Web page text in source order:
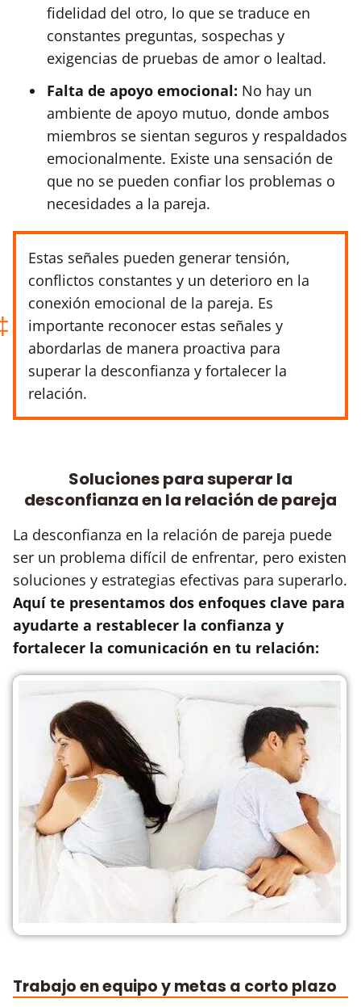
fidelidad del otro, lo que se traduce en
constantes preguntas, sospechas y
exigencias de pruebas de amor o lealtad.
Falta de apoyo emocional: No hay un
ambiente de apoyo mutuo, donde ambos
miembros se sientan seguros y respaldados
emocionalmente. Existe una sensación de
que no se pueden confiar los problemas o
necesidades a la pareja.
Estas señales pueden generar tensión,
conflictos constantes y un deterioro en la
conexión emocional de la pareja. Es
importante reconocer estas señales y
abordarlas de manera proactiva para
superar la desconfianza y fortalecer la
relación.
Soluciones para superar la
desconfianza en la relación de pareja
La desconfianza en la relación de pareja puede
ser un problema difícil de enfrentar, pero existen
soluciones y estrategias efectivas para superarlo.
Aquí te presentamos dos enfoques clave para
ayudarte a restablecer la confianza y
fortalecer la comunicación en tu relación:
Trabajo en equipo y metas a corto plazo